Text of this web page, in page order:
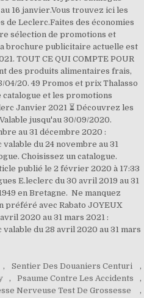
, Sentier Des Douaniers Centuri
,
, Psaume Contre Les Accidents
,
Nerveuse Test De Grossesse ,